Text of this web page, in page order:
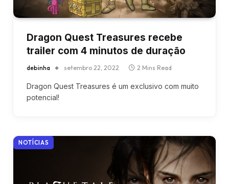
Dragon Quest Treasures recebe
trailer com 4 minutos de duração
debinha setembro 22, 2022 2 Mins Read
Dragon Quest Treasures é um exclusivo com muito
potencial!
NOTÍCIAS